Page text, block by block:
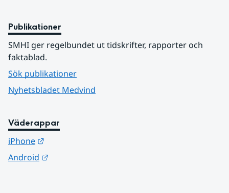
Publikationer
SMHI ger regelbundet ut tidskrifter, rapporter och
faktablad.
Sök publikationer
Nyhetsbladet Medvind
Väderappar
iPhone
Android